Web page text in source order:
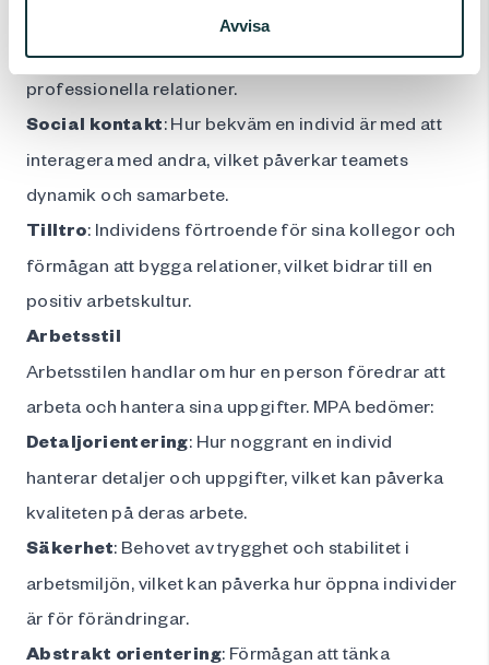
Avvisa
: Förmågan att hantera och reglera
sina känslor, vilket är avgörande för att upprätthålla
professionella relationer.
Social kontakt: Hur bekväm en individ är med att
interagera med andra, vilket påverkar teamets
dynamik och samarbete.
Tilltro: Individens förtroende för sina kollegor och
förmågan att bygga relationer, vilket bidrar till en
positiv arbetskultur.
Arbetsstil
Arbetsstilen handlar om hur en person föredrar att
arbeta och hantera sina uppgifter. MPA bedömer:
Detaljorientering: Hur noggrant en individ
hanterar detaljer och uppgifter, vilket kan påverka
kvaliteten på deras arbete.
Säkerhet: Behovet av trygghet och stabilitet i
arbetsmiljön, vilket kan påverka hur öppna individer
är för förändringar.
Abstrakt orientering: Förmågan att tänka